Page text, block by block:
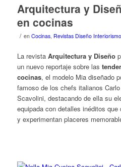
Arquitectura y
en cocinas
/ en Cocinas, Revistas Diseño Interiorismo
La revista Arquitectura y Diseño
un nuevo reportaje sobre las
cocinas, el modelo Mia diseñado
famoso de los chefs italianos
Scavolini, destacando de ella su
equipada con detalles inéditos
y experimentan placeres